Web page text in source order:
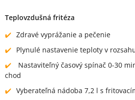
Teplovzdušná fritéza
Zdravé vyprážanie a pečenie
Plynulé nastavenie teploty v
Nastaviteľný časový spínač 0-30
chod
Vyberateľná nádoba 7,2 l s